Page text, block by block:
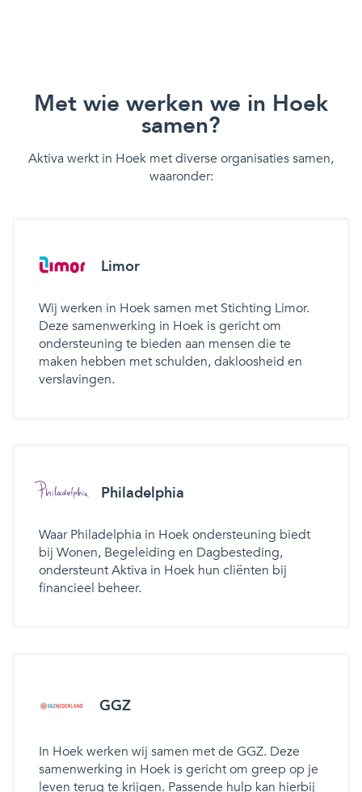
Met wie werken we in Hoek
samen?
Aktiva werkt in Hoek met diverse organisaties samen,
waaronder:
Limor
Wij werken in Hoek samen met Stichting Limor.
Deze samenwerking in Hoek is gericht om
ondersteuning te bieden aan mensen die te
maken hebben met schulden, dakloosheid en
verslavingen.
Philadelphia
Waar Philadelphia in Hoek ondersteuning biedt
bij Wonen, Begeleiding en Dagbesteding,
ondersteunt Aktiva in Hoek hun cliënten bij
financieel beheer.
GGZ
In Hoek werken wij samen met de GGZ. Deze
samenwerking in Hoek is gericht om greep op je
leven terug te krijgen. Passende hulp kan hierbij